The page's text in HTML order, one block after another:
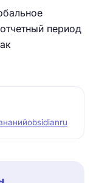
период
obsidianru